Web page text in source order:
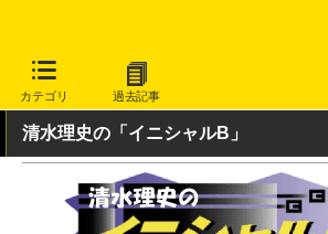
カテゴリ 過去記事
INTERNET Watch ハードウェア
清水理史の「イニシャルB」